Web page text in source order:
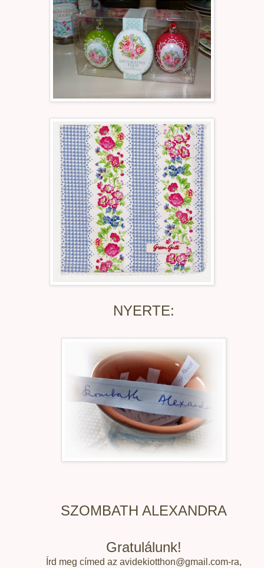
NYERTE:
SZOMBATH ALEXANDRA
Gratulálunk!
Írd meg címed az avidekiotthon@gmail.com-ra,